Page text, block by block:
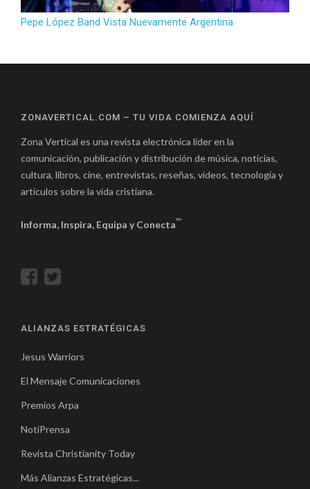
Pepe López Band Vista Nuevamente Argentina
ZONAVERTICAL.COM – TU VIDA COMIENZA AQUÍ
Zona Vertical es una revista electrónica líder en la
comunicación, publicación y distribución de música, noticias,
cultura, libros, cine, entrevistas, reseñas, videos, tecnología y
artículos sobre la vida cristiana.
Informa, Inspira, Equipa y Conecta™
ALIANZAS ESTRATÉGICAS
Jesus Warriors
El Mensaje Comunicaciones
Premios Arpa
NotiPrensa
Revista Christianity Today
Más Alianzas Estratégicas...